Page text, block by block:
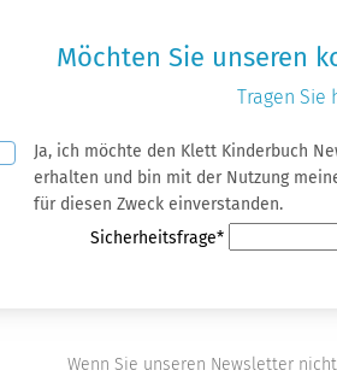
Möchten Sie unseren
Tragen Sie
Pflichtfeld
Ja, ich möchte den Klett Kinderbuch
erhalten und bin mit der Nutzung meiner Daten
für diesen Zweck einverstanden.
Pflichtfeld
Sicherheitsfrage*
Wenn Sie unseren Newsletter